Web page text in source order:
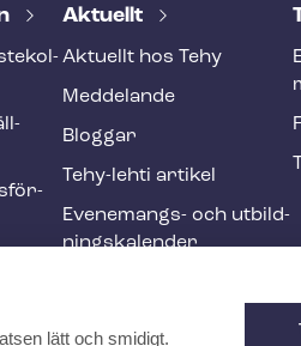
Aktuellt
Aktuellt hos Tehy
Meddelande
Bloggar
Tehy-lehti artikel
Evenemangs- och ut­bild­
nings­ka­len­der
lätt och smidigt.